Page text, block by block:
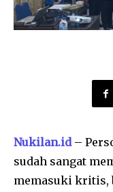
Nukilan.id–
sudah sangat
memasuki kritis,